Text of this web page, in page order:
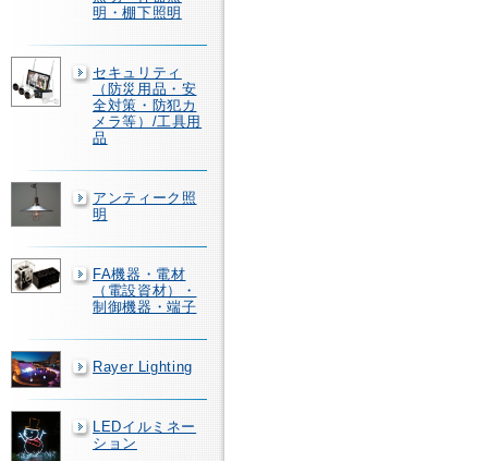
明・棚下照明
セキュリティ
（防災用品・安
全対策・防犯カ
メラ等）/工具用
品
アンティーク照
明
FA機器・電材
（電設資材）・
制御機器・端子
Rayer Lighting
LEDイルミネー
ション